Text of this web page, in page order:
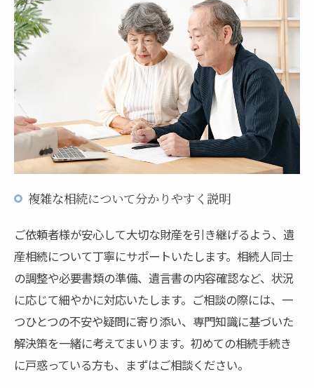
複雑な相続について分かりやすく説明
ご依頼者様が安心して大切な財産を引き継げるよう、遺
産相続について丁寧にサポートいたします。相続人同士
の調整や必要書類の準備、遺言書の内容確認など、状況
に応じて細やかに対応いたします。ご相談の際には、一
つひとつの不安や疑問に寄り添い、専門知識に基づいた
解決策を一緒に考えてまいります。初めての相続手続き
に戸惑っている方も、まずはご相談ください。